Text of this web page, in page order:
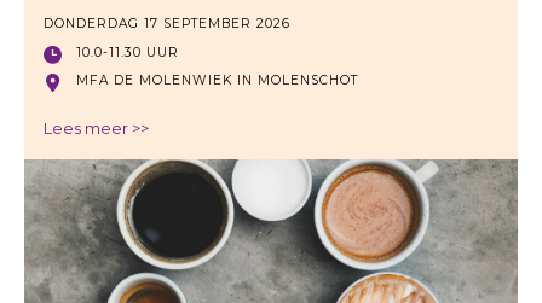
DONDERDAG 17 SEPTEMBER 2026
10.0-11.30 UUR
MFA DE MOLENWIEK IN MOLENSCHOT
Lees meer >>